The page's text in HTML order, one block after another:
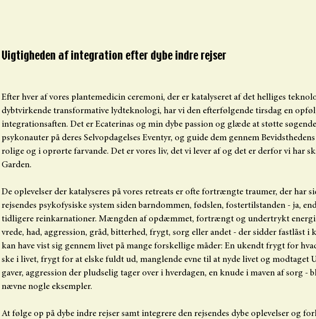
Vigtigheden af integration efter dybe indre rejser
Efter hver af vores plantemedicin ceremoni, der er katalyseret af det helliges
dybtvirkende transformative lydteknologi, har vi den efterfølgende tirsdag en
integrationsaften. Det er Ecaterinas og min dybe passion og glæde at støtte
psykonauter på deres Selvopdagelses Eventyr, og guide dem gennem
rolige og i oprørte farvande. Det er vores liv, det vi lever af og det er derfor vi har
Garden.
De oplevelser der katalyseres på vores retreats er ofte fortrængte traumer, der har
rejsendes psykofysiske system siden barndommen, fødslen, fostertilstanden - ja,
tidligere reinkarnationer. Mængden af opdæmmet, fortrængt og undertrykt
vrede, had, aggression, gråd, bitterhed, frygt, sorg eller andet - der sidder fastlåst i
kan have vist sig gennem livet på mange forskellige måder: En ukendt frygt for
ske i livet, frygt for at elske fuldt ud, manglende evne til at nyde livet og modtaget
gaver, aggression der pludselig tager over i hverdagen, en knude i maven af sorg -
nævne nogle eksempler.
At følge op på dybe indre rejser samt integrere den rejsendes dybe oplevelser og